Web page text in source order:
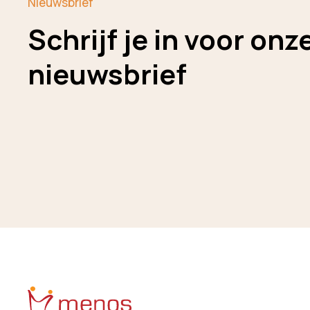
Schrijf je in voor
nieuwsbrief